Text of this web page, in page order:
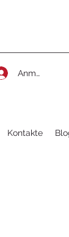
Anmelden
Kontakte